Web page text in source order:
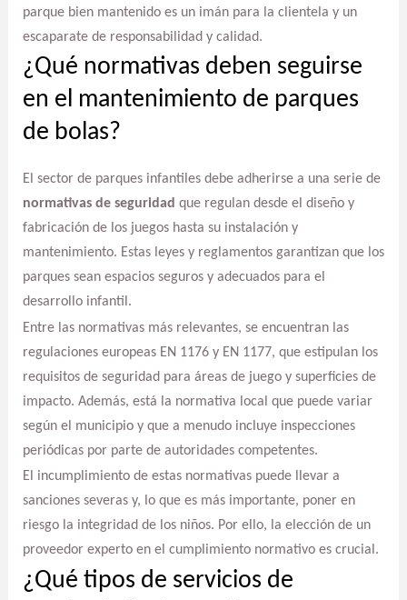
parque bien mantenido es un imán para la clientela y un
escaparate de responsabilidad y calidad.
¿Qué normativas deben seguirse
en el mantenimiento de parques
de bolas?
El sector de parques infantiles debe adherirse a una serie de
normativas de seguridad que regulan desde el diseño y
fabricación de los juegos hasta su instalación y
mantenimiento. Estas leyes y reglamentos garantizan que los
parques sean espacios seguros y adecuados para el
desarrollo infantil.
Entre las normativas más relevantes, se encuentran las
regulaciones europeas EN 1176 y EN 1177, que estipulan los
requisitos de seguridad para áreas de juego y superficies de
impacto. Además, está la normativa local que puede variar
según el municipio y que a menudo incluye inspecciones
periódicas por parte de autoridades competentes.
El incumplimiento de estas normativas puede llevar a
sanciones severas y, lo que es más importante, poner en
riesgo la integridad de los niños. Por ello, la elección de un
proveedor experto en el cumplimiento normativo es crucial.
¿Qué tipos de servicios de